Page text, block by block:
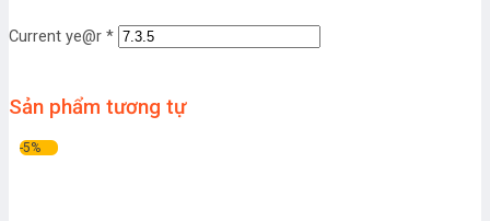
Current ye@r *
Sản phẩm tương tự
-5%